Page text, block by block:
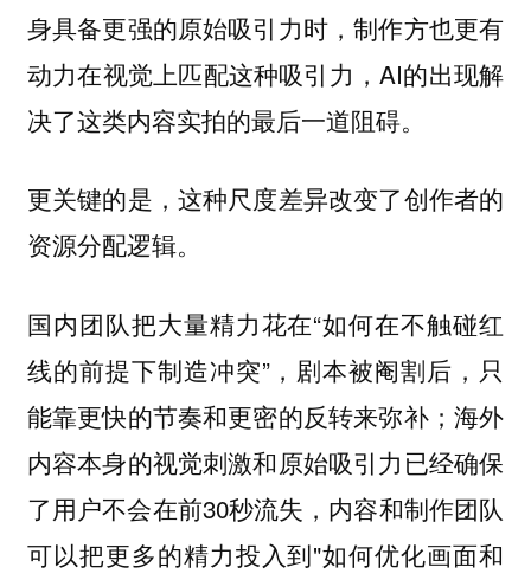
身具备更强的原始吸引力时，制作方也更有
动力在视觉上匹配这种吸引力，AI的出现解
决了这类内容实拍的最后一道阻碍。
更关键的是，这种尺度差异改变了创作者的
资源分配逻辑。
国内团队把大量精力花在“如何在不触碰红
线的前提下制造冲突”，剧本被阉割后，只
能靠更快的节奏和更密的反转来弥补；海外
内容本身的视觉刺激和原始吸引力已经确保
了用户不会在前30秒流失，内容和制作团队
可以把更多的精力投入到"如何优化画面和